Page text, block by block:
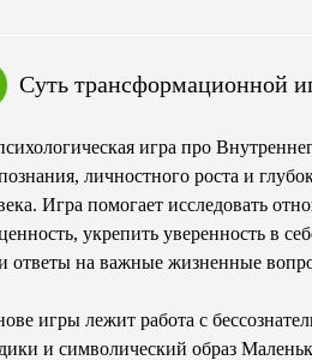
Суть трансформационной
игра про
личностного роста и
Игра помогает исследовать
укрепить уверенность в
ответы на важные жизненные
игры лежит работа с
и символический образ